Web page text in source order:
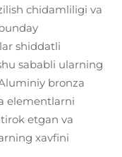
chidamliligi va
shiddatli
sababli ularning
bronza
elementlarni
etgan va
xavfini